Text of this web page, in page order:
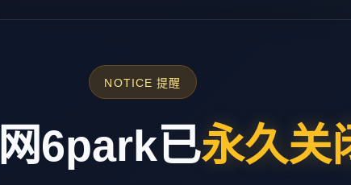
NOTICE 提醒
6park已永久关